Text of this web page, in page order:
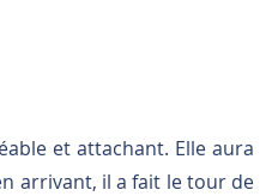
et attachant. Elle aura
arrivant, il a fait le tour de